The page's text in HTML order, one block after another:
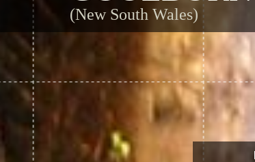
(New South Wales)